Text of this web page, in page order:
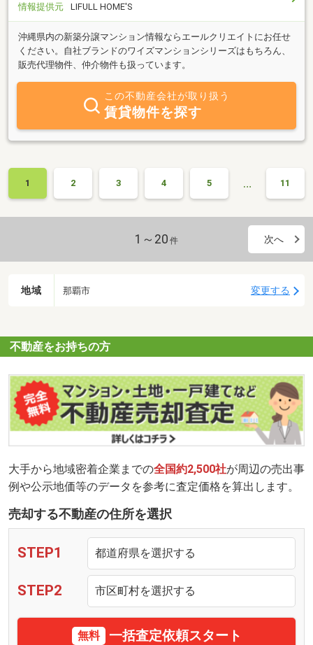
情報提供元
LIFULL HOME'S
沖縄県内の新築分譲マンション情報ならエールクリエイトにお任せ
ください。自社ブランドのワイズマンションシリーズはもちろん、
販売代理物件、仲介物件も扱っています。
この不動産会社が取り扱う
賃貸物件を探す
1 2 3 4 5 … 11
1～20 件 次へ
地域 那覇市 変更する
不動産をお持ちの方
大手から地域密着企業までの全国約2,500社が周辺の売出事
例や公示地価等のデータを参考に査定価格を算出します。
売却する不動産の住所を選択
STEP1
STEP2
無料 一括査定依頼スタート